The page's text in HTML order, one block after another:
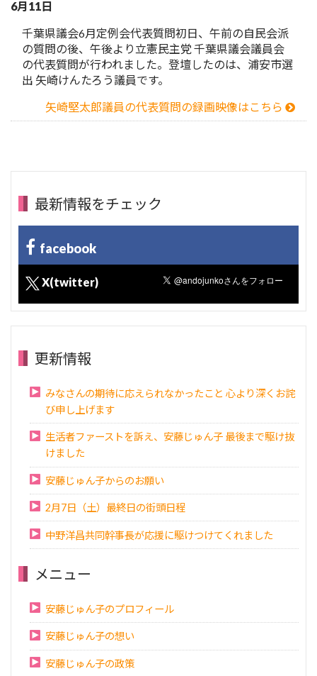
6月11日
千葉県議会6月定例会代表質問初日、午前の自民会派
の質問の後、午後より立憲民主党 千葉県議会議員会
の代表質問が行われました。登壇したのは、浦安市選
出 矢崎けんたろう議員です。
矢崎堅太郎議員の代表質問の録画映像はこちら
最新情報をチェック
facebook
X(twitter)
更新情報
みなさんの期待に応えられなかったこと 心より深くお詫
び申し上げます
生活者ファーストを訴え、安藤じゅん子 最後まで駆け抜
けました
安藤じゅん子からのお願い
2月7日（土）最終日の街頭日程
中野洋昌共同幹事長が応援に駆けつけてくれました
メニュー
安藤じゅん子のプロフィール
安藤じゅん子の想い
安藤じゅん子の政策